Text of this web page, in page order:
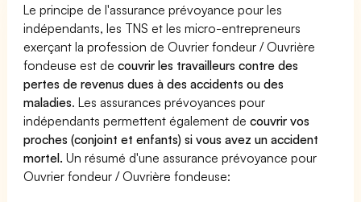
Le principe de l'assurance prévoyance pour les
indépendants, les TNS et les micro-entrepreneurs
exerçant la profession de Ouvrier fondeur / Ouvrière
fondeuse est decouvrir les travailleurs contre des
pertes de revenus dues à des accidents ou des
maladies. Les assurances prévoyances pour
indépendants permettent également decouvrir vos
proches (conjoint et enfants) si vous avez un accident
mortel. Un résumé d'une assurance prévoyance pour
Ouvrier fondeur / Ouvrière fondeuse: